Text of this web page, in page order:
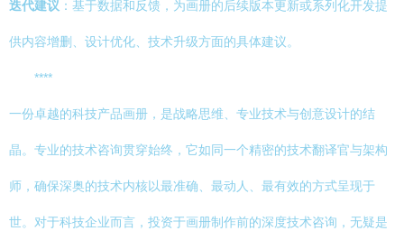
迭代建议 ：基于数据和反馈，为画册的后续版本更新或系列化开发提
供内容增删、设计优化、技术升级方面的具体建议。
****
一份卓越的科技产品画册，是战略思维、专业技术与创意设计的结
晶。专业的技术咨询贯穿始终，它如同一个精密的技术翻译官与架构
师，确保深奥的技术内核以最准确、最动人、最有效的方式呈现于
世。对于科技企业而言，投资于画册制作前的深度技术咨询，无疑是